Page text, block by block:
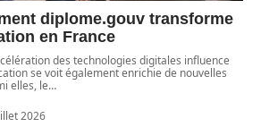
diplome.gouv transforme
en France
des technologies digitales influence
se voit également enrichie de nouvelles
elles, le…
2026